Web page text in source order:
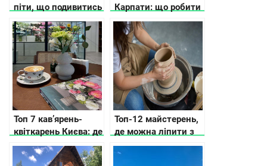
піти, що подивитись
з дитиною у Львові
та Львівській
області
Карпати: що робити
Топ 7 кав’ярень-
квіткарень Києва: де
кава зустрічається з
квітами
Топ-12 майстерень,
де можна ліпити з
глини в Києві